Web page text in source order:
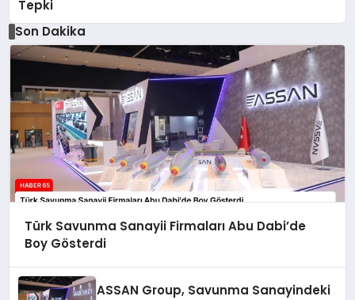
Tepki
Son Dakika
Türk Savunma Sanayii Firmaları Abu Dabi’de
Boy Gösterdi
ASSAN Group, Savunma Sanayindeki